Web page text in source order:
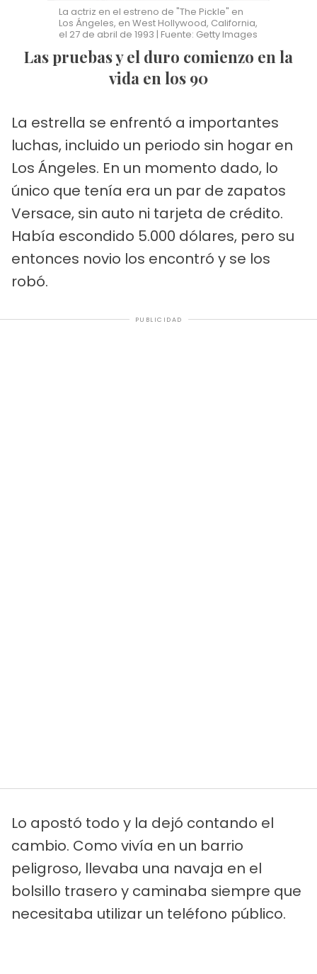
La actriz en el estreno de "The Pickle" en
Los Ángeles, en West Hollywood, California,
el 27 de abril de 1993 | Fuente: Getty Images
Las pruebas y el duro comienzo en la
vida en los 90
La estrella se enfrentó a importantes
luchas, incluido un periodo sin hogar en
Los Ángeles. En un momento dado, lo
único que tenía era un par de zapatos
Versace, sin auto ni tarjeta de crédito.
Había escondido 5.000 dólares, pero su
entonces novio los encontró y se los
robó.
PUBLICIDAD
Lo apostó todo y la dejó contando el
cambio. Como vivía en un barrio
peligroso, llevaba una navaja en el
bolsillo trasero y caminaba siempre que
necesitaba utilizar un teléfono público.